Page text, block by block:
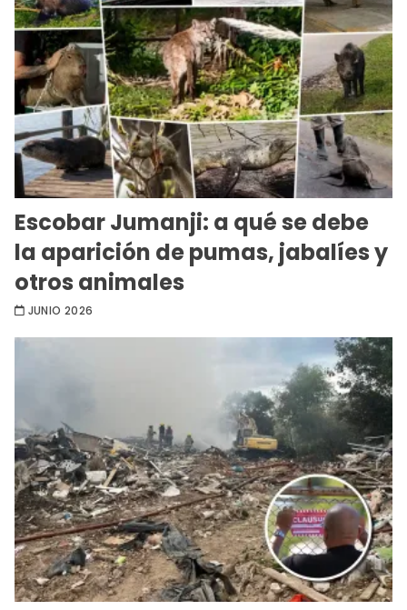
Escobar Jumanji: a qué se debe
la aparición de pumas, jabalíes y
otros animales
JUNIO 2026